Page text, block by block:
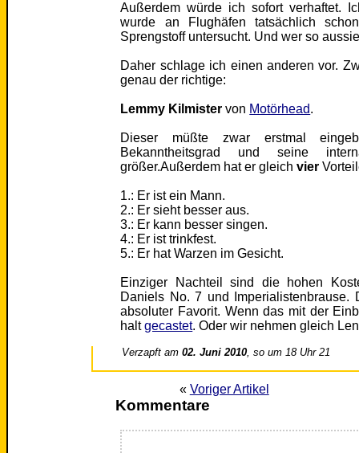
Außerdem würde ich sofort verhaftet.
wurde an Flughäfen tatsächlich
Sprengstoff untersucht. Und wer so
Daher schlage ich einen anderen vor.
genau der richtige:
Lemmy Kilmister von Motörhead.
Dieser müßte zwar erstmal
Bekanntheitsgrad und seine
größer.Außerdem hat er gleichvier
1.: Er ist ein Mann.
2.: Er sieht besser aus.
3.: Er kann besser singen.
4.: Er ist trinkfest.
5.: Er hat Warzen im Gesicht.
Einziger Nachteil sind die hohen
Daniels No. 7 und
absoluter Favorit. Wenn das mit der
haltgecastet. Oder wir nehmen gleich
Verzapft am02. Juni 2010, so um 18 Uhr 21
« Voriger Artikel
Kommentare